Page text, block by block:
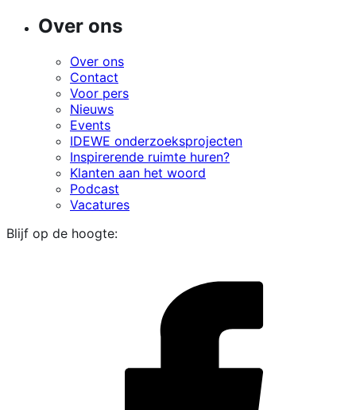
Over ons
Over ons
Contact
Voor pers
Nieuws
Events
IDEWE onderzoeksprojecten
Inspirerende ruimte huren?
Klanten aan het woord
Podcast
Vacatures
Blijf op de hoogte: